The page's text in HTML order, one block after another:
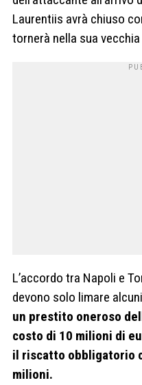
Laurentiis avrà chiuso
tornerà nella sua
L’accordo tra Napoli e
devono solo limare
un prestito oneroso
costo di 10 milioni di
il riscatto obbligatorio
milioni.